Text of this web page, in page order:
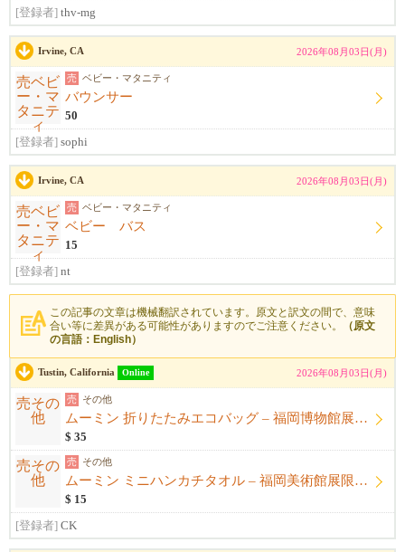
[登録者] thv-mg
Irvine, CA 2026年08月03日(月)
売 ベビー・マタニティ
バウンサー
50
[登録者] sophi
Irvine, CA 2026年08月03日(月)
売 ベビー・マタニティ
ベビー バス
15
[登録者] nt
この記事の文章は機械翻訳されています。原文と訳文の間で、意味
合い等に差異がある可能性がありますのでご注意ください。
（原文
の言語：English）
Tustin, California Online 2026年08月03日(月)
売 その他
ムーミン 折りたたみエコバッグ – 福岡博物館展限定商品 (日本)
$ 35
売 その他
ムーミン ミニハンカチタオル – 福岡美術館展限定商品 (日本)
$ 15
[登録者] CK